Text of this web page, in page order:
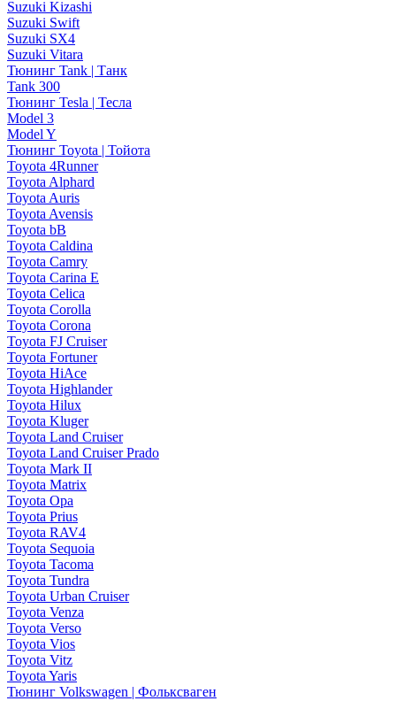
Suzuki Kizashi
Suzuki Swift
Suzuki SX4
Suzuki Vitara
Тюнинг Tank | Танк
Tank 300
Тюнинг Tesla | Тесла
Model 3
Model Y
Тюнинг Toyota | Тойота
Toyota 4Runner
Toyota Alphard
Toyota Auris
Toyota Avensis
Toyota bB
Toyota Caldina
Toyota Camry
Toyota Carina E
Toyota Celica
Toyota Corolla
Toyota Corona
Toyota FJ Cruiser
Toyota Fortuner
Toyota HiAce
Toyota Highlander
Toyota Hilux
Toyota Kluger
Toyota Land Cruiser
Toyota Land Cruiser Prado
Toyota Mark II
Toyota Matrix
Toyota Opa
Toyota Prius
Toyota RAV4
Toyota Sequoia
Toyota Tacoma
Toyota Tundra
Toyota Urban Cruiser
Toyota Venza
Toyota Verso
Toyota Vios
Toyota Vitz
Toyota Yaris
Тюнинг Volkswagen | Фольксваген